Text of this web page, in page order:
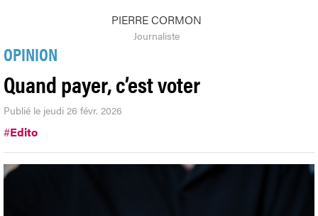
PIERRE CORMON
Journaliste
OPINION
Quand payer, c’est voter
Publié le jeudi 26 févr. 2026
#Edito